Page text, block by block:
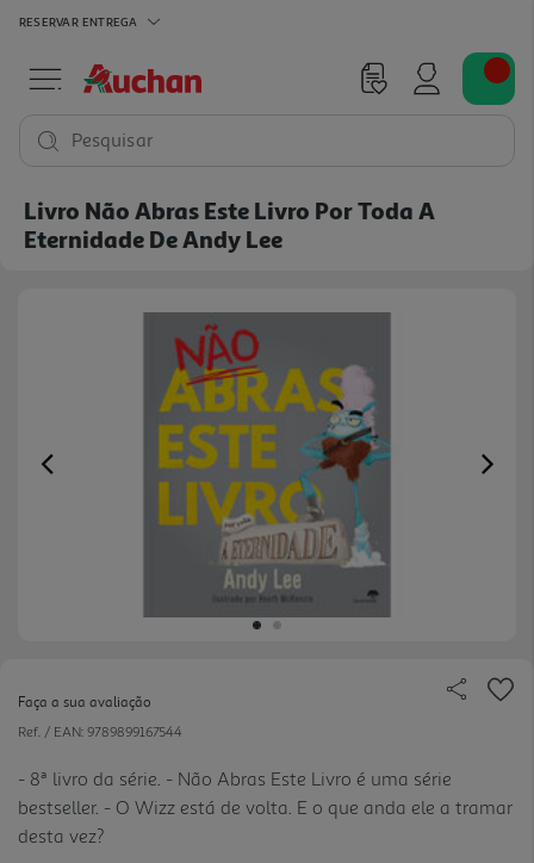
RESERVAR ENTREGA
Pesquisar
Livro Não Abras Este Livro Por Toda A
Eternidade De Andy Lee
Previous
Faça a sua avaliação
Ref. / EAN: 9789899167544
- 8ª livro da série. - Não Abras Este Livro é uma série
bestseller. - O Wizz está de volta. E o que anda ele a tramar
desta vez?